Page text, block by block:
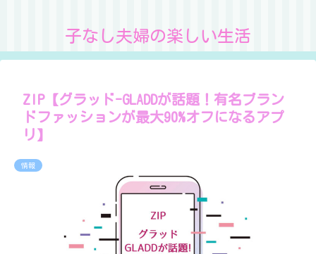
子なし夫婦の楽しい生活
ZIP【グラッド-GLADDが話題！有名ブラン
ドファッションが最大90%オフになるアプ
リ】
情報